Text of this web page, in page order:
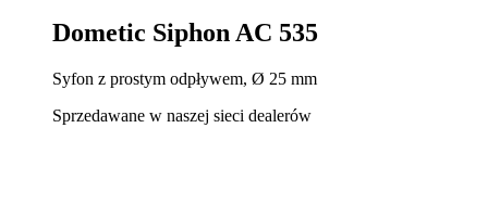
Dometic Siphon AC 535
Syfon z prostym odpływem, Ø 25 mm
Sprzedawane w naszej sieci dealerów